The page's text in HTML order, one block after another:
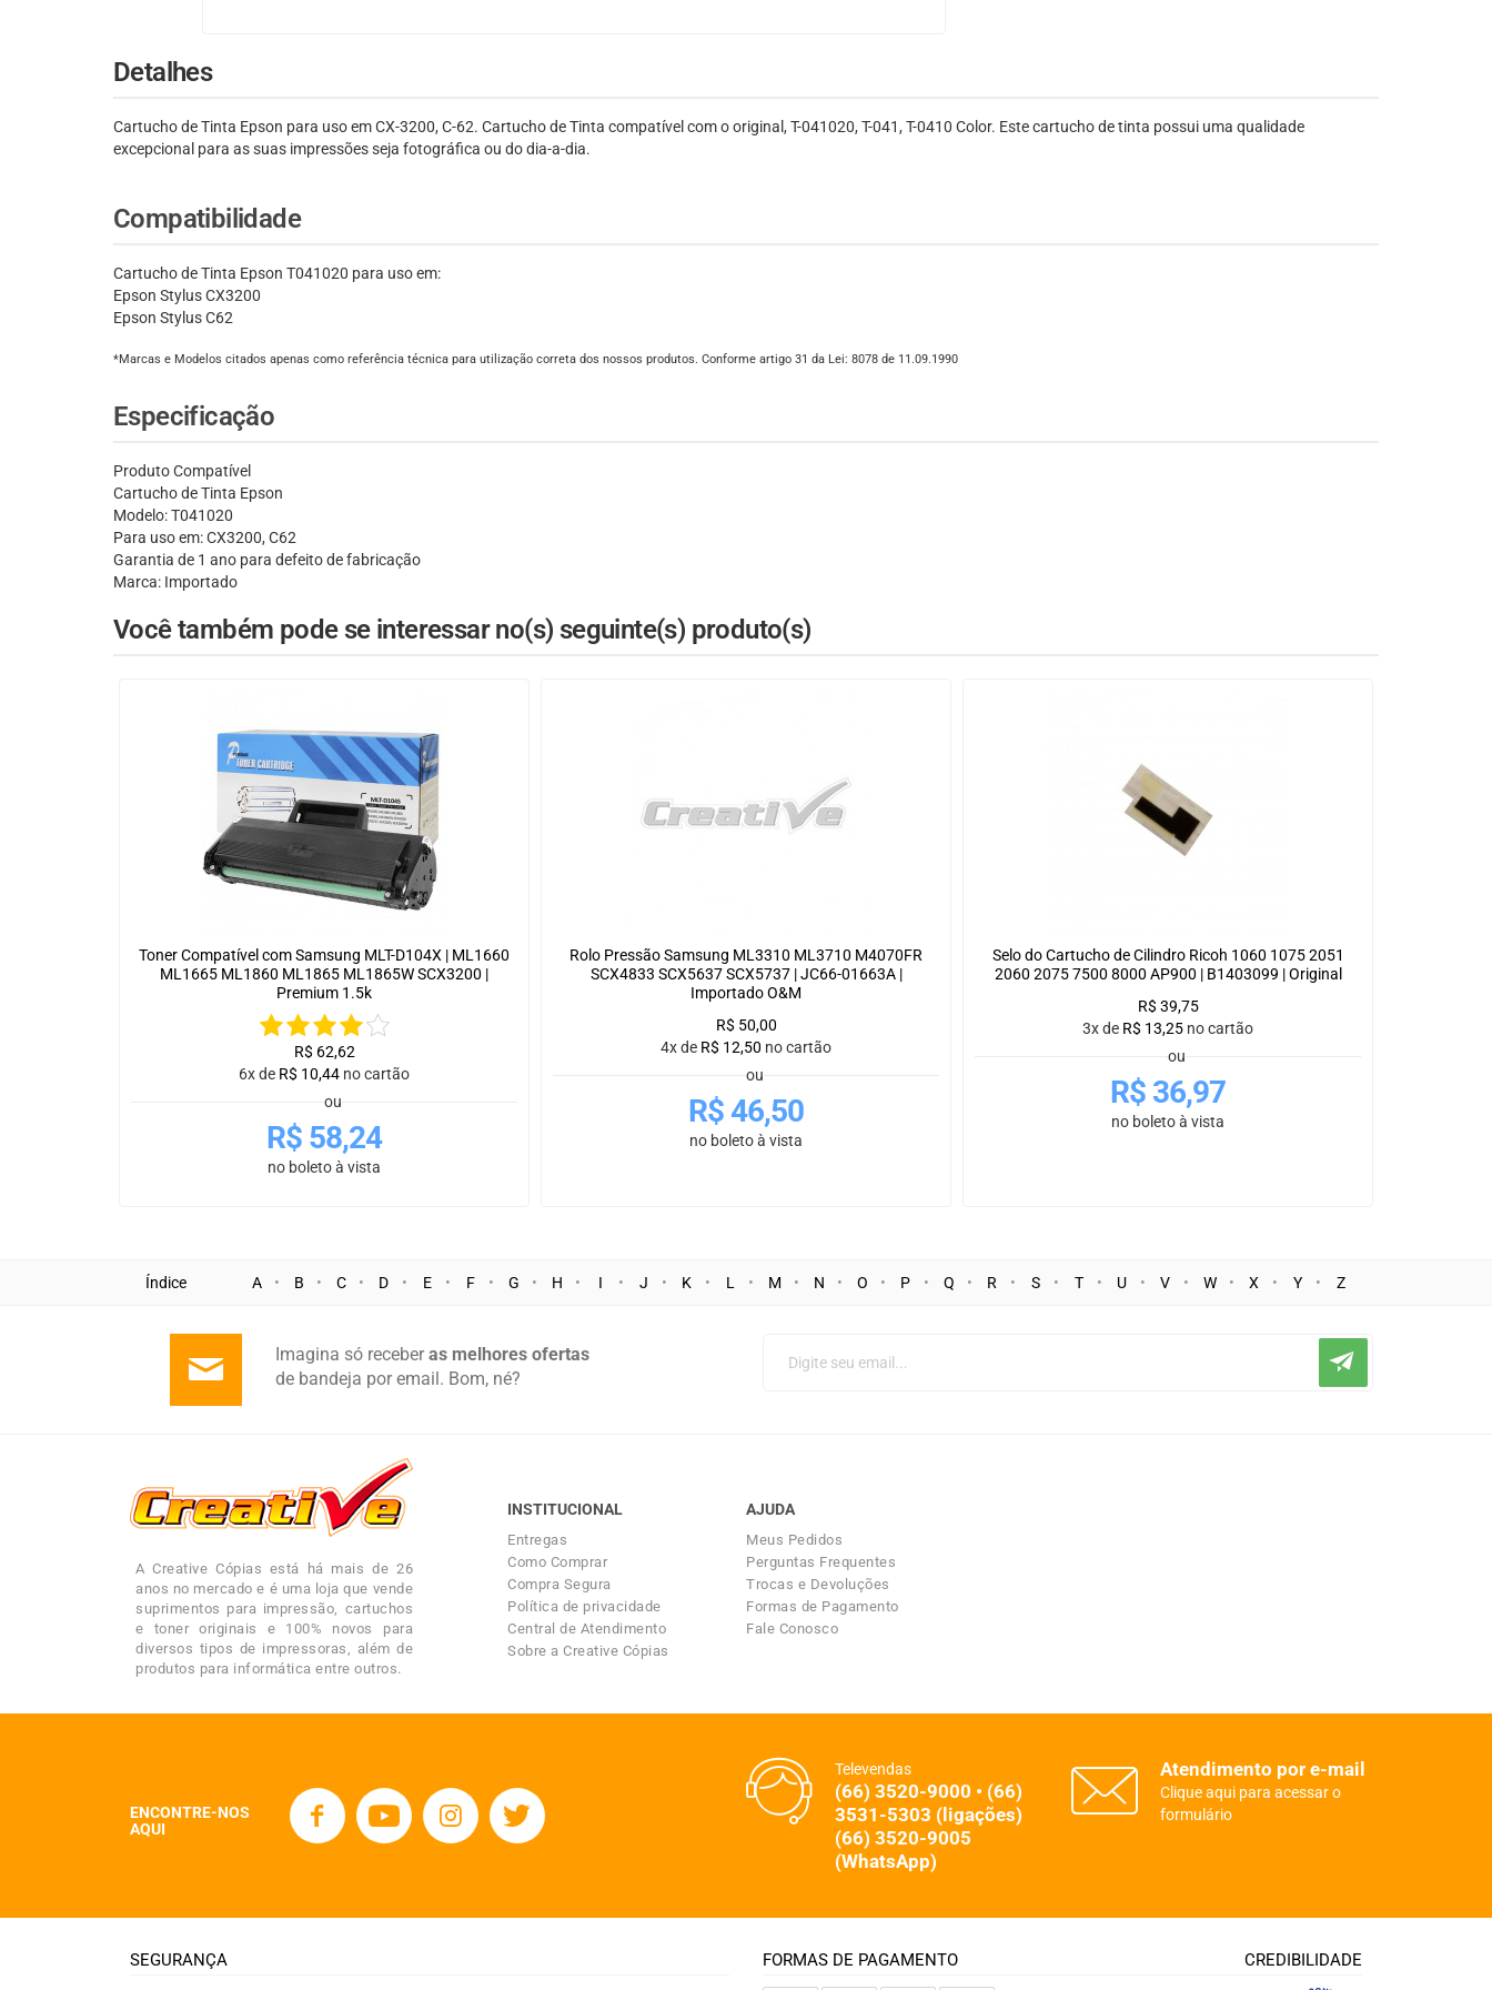
Detalhes
Cartucho de Tinta Epson para uso em CX-3200, C-62. Cartucho de Tinta compatível com o original, T-041020, T-041, T-0410 Color. Este cartucho de tinta possui uma qualidade
excepcional para as suas impressões seja fotográfica ou do dia-a-dia.
Compatibilidade
Cartucho de Tinta Epson T041020 para uso em:
Epson Stylus CX3200
Epson Stylus C62
*Marcas e Modelos citados apenas como referência técnica para utilização correta dos nossos produtos. Conforme artigo 31 da Lei: 8078 de 11.09.1990
Especificação
Produto Compatível
Cartucho de Tinta Epson
Modelo: T041020
Para uso em: CX3200, C62
Garantia de 1 ano para defeito de fabricação
Marca: Importado
Você também pode se interessar no(s) seguinte(s) produto(s)
Toner Compatível com Samsung MLT-D104X | ML1660
ML1665 ML1860 ML1865 ML1865W SCX3200 |
Premium 1.5k
R$ 62,62
6x de R$ 10,44 no cartão
ou
R$ 58,24
no boleto à vista
Rolo Pressão Samsung ML3310 ML3710 M4070FR
SCX4833 SCX5637 SCX5737 | JC66-01663A |
Importado O&M
R$ 50,00
4x de R$ 12,50 no cartão
ou
R$46,50
no boleto à vista
Selo do Cartucho de Cilindro Ricoh 1060 1075 2051
2060 2075 7500 8000 AP900 | B1403099 | Original
R$ 39,75
3x de R$ 13,25 no cartão
ou
R$ 36,97
no boleto à vista
Índice A B C D E F G H I J K L M N O P Q R S T U V W X Y Z
Imagina só receberas melhores ofertas
de bandeja por email. Bom, né?
A Creative Cópias está há mais de 26
anos no mercado e é uma loja que vende
suprimentos para impressão, cartuchos
e toner originais e 100% novos para
diversos tipos de impressoras, além de
produtos para informática entre outros.
INSTITUCIONAL
Entregas
Como Comprar
Compra Segura
Política de privacidade
Central de Atendimento
Sobre a Creative Cópias
AJUDA
Meus Pedidos
Perguntas Frequentes
Trocas e Devoluções
Formas de Pagamento
Fale Conosco
ENCONTRE-NOS
AQUI
Televendas
(66) 3520-9000 • (66)
3531-5303 (ligações)
(66) 3520-9005
(WhatsApp)
Atendimento por e-mail
Clique aqui para acessar o
formulário
SEGURANÇA FORMAS DE PAGAMENTO CREDIBILIDADE